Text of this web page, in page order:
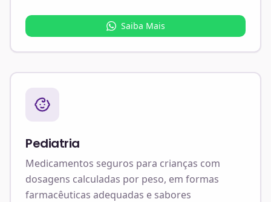
Saiba Mais
Pediatria
Medicamentos seguros para crianças com
dosagens calculadas por peso, em formas
farmacêuticas adequadas e sabores